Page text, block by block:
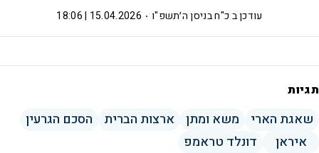
כ"ח בניסן ה׳תשפ"ו 15.04.2026 | 18:06 עודכן ב
תגיות
שאגת הארי משא ומתן ארצות הברית
הסכם הגרעין
איראן
דונלד טראמפ